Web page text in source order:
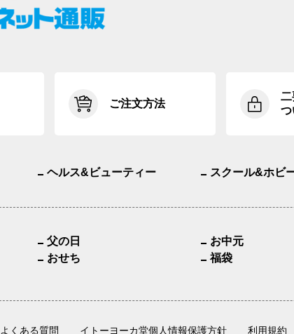
ご注文方法
二
つ
ヘルス&ビューティー スクール&ホビ
父の日
お中元
おせち
福袋
よくある質問 イトーヨーカ堂個人情報保護方針 利用規約